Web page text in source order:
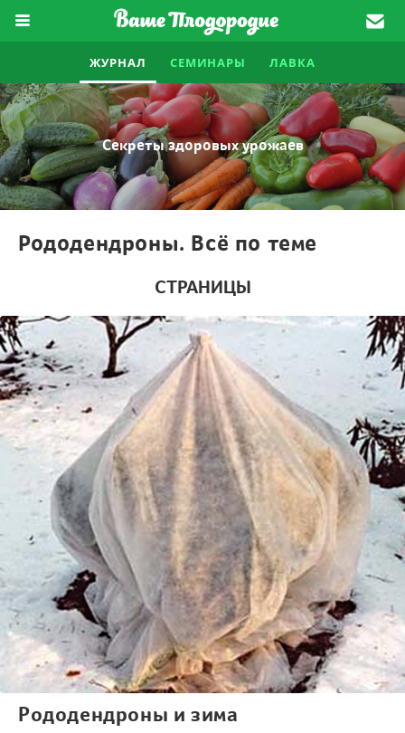
ЖУРНАЛ СЕМИНАРЫ ЛАВКА
Секреты здоровых урожаев
Рододендроны. Всё по теме
СТРАНИЦЫ
Рододендроны и зима